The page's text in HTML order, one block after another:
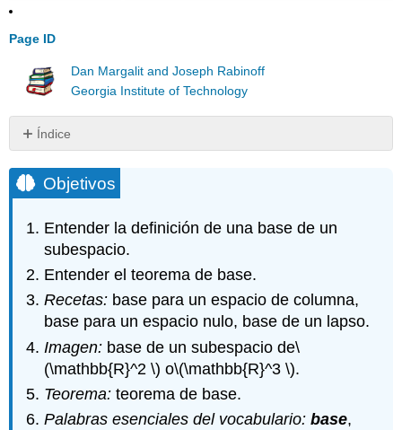
Page ID
Dan Margalit and Joseph Rabinoff
Georgia Institute of Technology
Índice
Bases
de
Subespacio
Definición\
(\PageIndex{1}\):
Basis
Nota\
(\PageIndex{1}\)
Definición
\
(\PageIndex{2}\):
Objetivos
Entender la definición de una base de un
subespacio.
Entender el teorema de base.
Recetas: base para un espacio de columna,
base para un espacio nulo, base de un lapso.
Imagen: base de un subespacio de\
(\mathbb{R}^2 \) o\(\mathbb{R}^3 \).
Teorema: teorema de base.
Palabras esenciales del vocabulario: base,